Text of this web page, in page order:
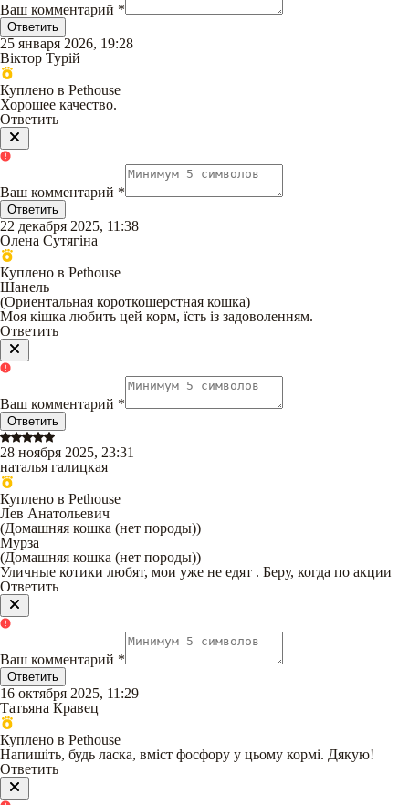
Ваш комментарий *
Ответить
25 января 2026, 19:28
Віктор Турій
Куплено в Pethouse
Хорошее качество.
Ответить
Ваш комментарий *
Ответить
22 декабря 2025, 11:38
Олена Сутягіна
Куплено в Pethouse
Шанель
(Ориентальная короткошерстная кошка)
Моя кішка любить цей корм, їсть із задоволенням.
Ответить
Ваш комментарий *
Ответить
28 ноября 2025, 23:31
наталья галицкая
Куплено в Pethouse
Лев Анатольевич
(Домашняя кошка (нет породы))
Мурза
(Домашняя кошка (нет породы))
Уличные котики любят, мои уже не едят . Беру, когда по акции
Ответить
Ваш комментарий *
Ответить
16 октября 2025, 11:29
Татьяна Кравец
Куплено в Pethouse
Напишіть, будь ласка, вміст фосфору у цьому кормі. Дякую!
Ответить